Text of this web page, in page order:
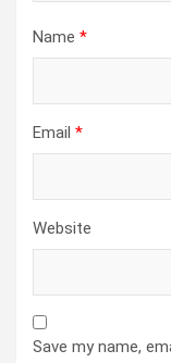
Name *
Email *
Website
Save my name,